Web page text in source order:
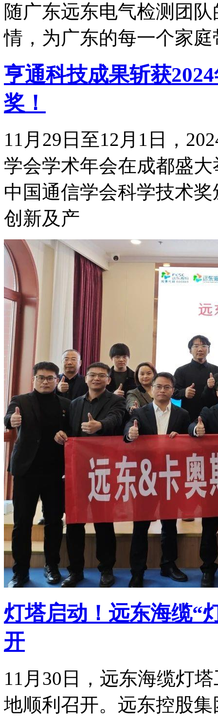
随广东远东电气检测团
情，为广东的每一个家
亨通科技成果斩获
奖！
11月29日至12月1日，
学会学术年会在成都盛
中国通信学会科学技术
创新及产
灯塔启动！远东海缆“
开
11月30日，远东海缆灯
地顺利召开。远东控股